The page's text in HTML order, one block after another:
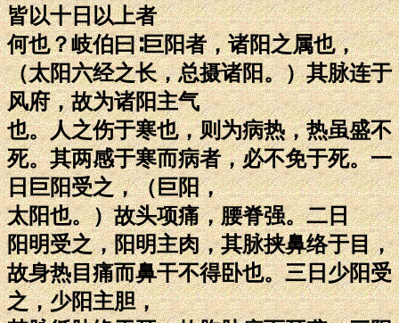
皆以十日以上者
何也？岐伯曰∶巨阳者，诸阳之属也，
（太阳六经之长，总摄诸阳。）其脉连于
风府，故为诸阳主气
也。人之伤于寒也，则为病热，热虽盛不
死。其两感于寒而病者，必不免于死。一
日巨阳受之，（巨阳，
太阳也。）故头项痛，腰脊强。二日
阳明受之，阳明主肉，其脉挟鼻络于目，
故身热目痛而鼻干不得卧也。三日少阳受
之，少阳主胆，